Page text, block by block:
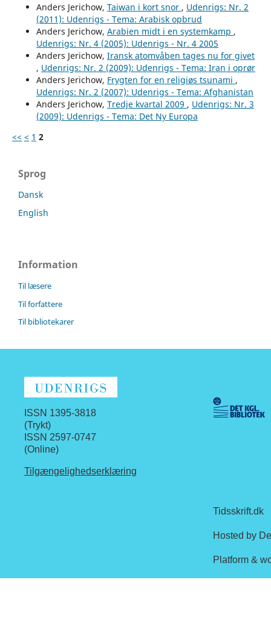
Anders Jerichow, Taiwan i kort snor , Udenrigs: Nr. 2
(2011): Udenrigs - Tema: Arabisk opbrud
Anders Jerichow, Arabien midt i en systemkamp ,
Udenrigs: Nr. 4 (2005): Udenrigs - Nr. 4 2005
Anders Jerichow, Iransk atomvåben tages nu for givet
, Udenrigs: Nr. 2 (2009): Udenrigs - Tema: Iran i oprør
Anders Jerichow, Frygten for en religiøs tsunami ,
Udenrigs: Nr. 2 (2007): Udenrigs - Tema: Afghanistan
Anders Jerichow, Tredje kvartal 2009 , Udenrigs: Nr. 3
(2009): Udenrigs - Tema: Det Ny Europa
<< < 1 2
Sprog
Dansk
English
Information
Til læsere
Til forfattere
Til bibliotekarer
ISSN 1395-3818
(Trykt)
ISSN 2597-0747
(Online)
Tilgængelighedserklæring